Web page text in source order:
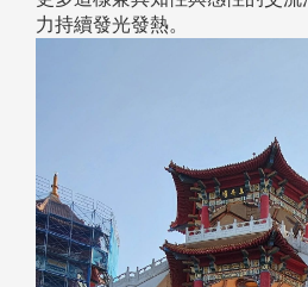
力持續發光發熱。